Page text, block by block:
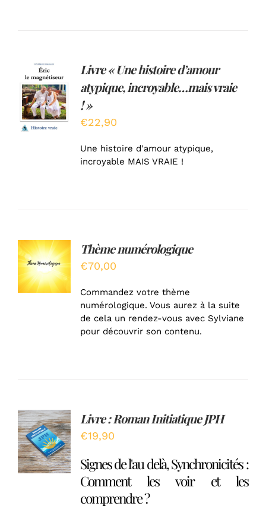
AJOUTER
AU
PANIER
/
DÉTAILS
Livre « Une histoire d’amour
atypique, incroyable…mais vraie
! »
€22,90
Une histoire d'amour atypique,
incroyable MAIS VRAIE !
AJOUTER
AU
PANIER
/
DÉTAILS
Thème numérologique
€70,00
Commandez votre thème
numérologique. Vous aurez à la suite
de cela un rendez-vous avec Sylviane
pour découvrir son contenu.
Note5.00
sur 5
AJOUTER
AU
PANIER
/
DÉTAILS
Livre : Roman Initiatique JPH
€19,90
Signes de l'au delà, Synchronicités :
Comment les voir et les
comprendre ?